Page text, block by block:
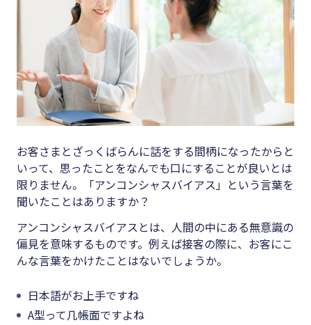
お客さまとざっくばらんに話をする間柄になったからと
いって、思ったことをなんでも口にすることが良いとは
限りません。「アンコンシャスバイアス」という言葉を
聞いたことはありますか？
アンコンシャスバイアスとは、人間の中にある無意識の
偏見を意味するものです。例えば接客の際に、お客にこ
んな言葉をかけたことはないでしょうか。
日本語がお上手ですね
A型って几帳面ですよね